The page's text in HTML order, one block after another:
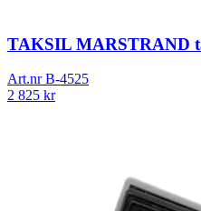
TAKSIL MARSTRAND
Art.nrB-4525
2 825 kr